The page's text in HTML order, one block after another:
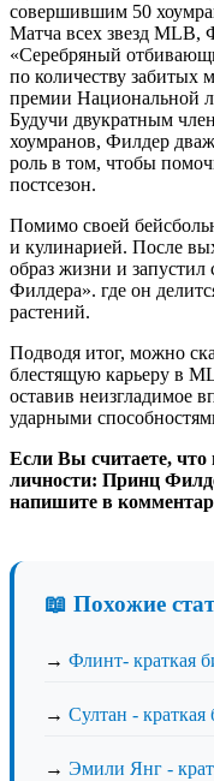
совершившим 50
Матча всех звезд
«Серебряный
по количеству забитых
премии Национальной
Будучи двукратным
хоумранов, Филдер
роль в том, чтобы
постсезон.
Помимо своей
и кулинарией. После
образ жизни и
Филдера». где он
растений.
Подводя итог, можно
блестящую карьеру в
оставив неизгладимое
ударными
Если Вы считаете, что
личности: Принц
напишите в
📖 Похожие
→ Флинт- краткая
→ Султан - краткая
→ Эмили Янг -